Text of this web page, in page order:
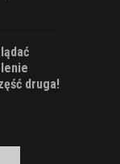
druga!